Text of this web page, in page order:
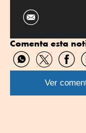
Comenta esta
Compartir
por
WhatsApp
Compartir
por
Twitter
por
Ver